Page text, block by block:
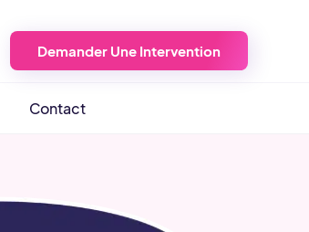
Demander Une Intervention
Contact